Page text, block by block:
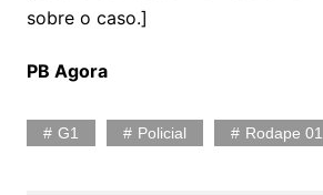
sobre o caso.]
PB Agora
G1 Policial Rodape 01